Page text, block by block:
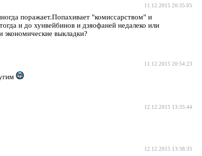
11.12.2015 20:35:05
поражает.Попахивает "комиссарством" и
и до хунвейбинов и дзяофаней недалеко или
выкладки?
11.12.2015 20:54:23
12.12.2015 13:35:44
12.12.2015 13:38:35